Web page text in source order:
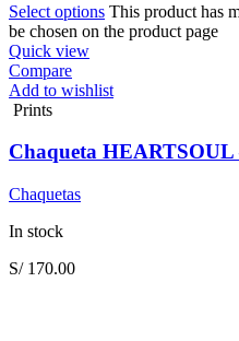
Select options This product has
be chosen on the product page
Quick view
Compare
Add to wishlist
Prints
Chaqueta HEARTSOUL
Chaquetas
In stock
S/170.00